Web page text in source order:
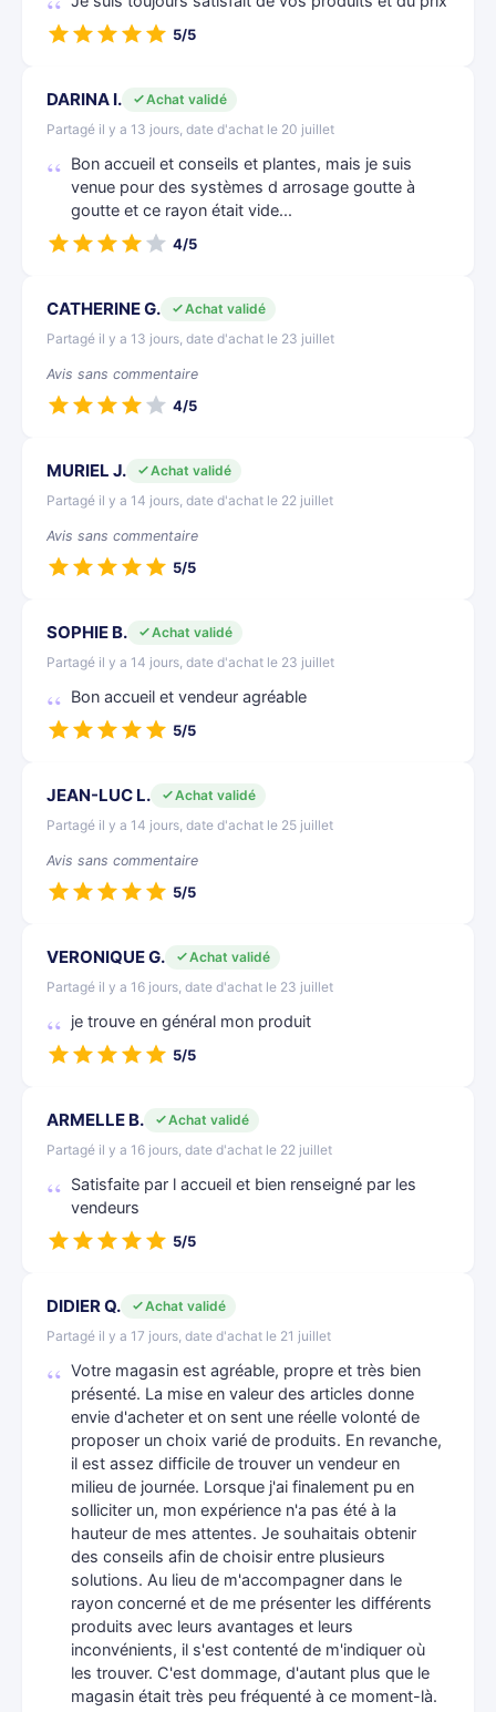
5/5
DARINA I.
Achat validé
Partagé il y a 13 jours, date d'achat le 20 juillet
Bon accueil et conseils et plantes, mais je suis
venue pour des systèmes d arrosage goutte à
goutte et ce rayon était vide...
4/5
CATHERINE G.
Achat validé
Partagé il y a 13 jours, date d'achat le 23 juillet
Avis sans commentaire
4/5
MURIEL J.
Achat validé
Partagé il y a 14 jours, date d'achat le 22 juillet
Avis sans commentaire
5/5
SOPHIE B.
Achat validé
Partagé il y a 14 jours, date d'achat le 23 juillet
Bon accueil et vendeur agréable
5/5
JEAN-LUC L.
Achat validé
Partagé il y a 14 jours, date d'achat le 25 juillet
Avis sans commentaire
5/5
VERONIQUE G.
Achat validé
Partagé il y a 16 jours, date d'achat le 23 juillet
je trouve en général mon produit
5/5
ARMELLE B.
Achat validé
Partagé il y a 16 jours, date d'achat le 22 juillet
Satisfaite par l accueil et bien renseigné par les
vendeurs
5/5
DIDIER Q.
Achat validé
Partagé il y a 17 jours, date d'achat le 21 juillet
Votre magasin est agréable, propre et très bien
présenté. La mise en valeur des articles donne
envie d'acheter et on sent une réelle volonté de
proposer un choix varié de produits. En revanche,
il est assez difficile de trouver un vendeur en
milieu de journée. Lorsque j'ai finalement pu en
solliciter un, mon expérience n'a pas été à la
hauteur de mes attentes. Je souhaitais obtenir
des conseils afin de choisir entre plusieurs
solutions. Au lieu de m'accompagner dans le
rayon concerné et de me présenter les différents
produits avec leurs avantages et leurs
inconvénients, il s'est contenté de m'indiquer où
les trouver. C'est dommage, d'autant plus que le
magasin était très peu fréquenté à ce moment-là.